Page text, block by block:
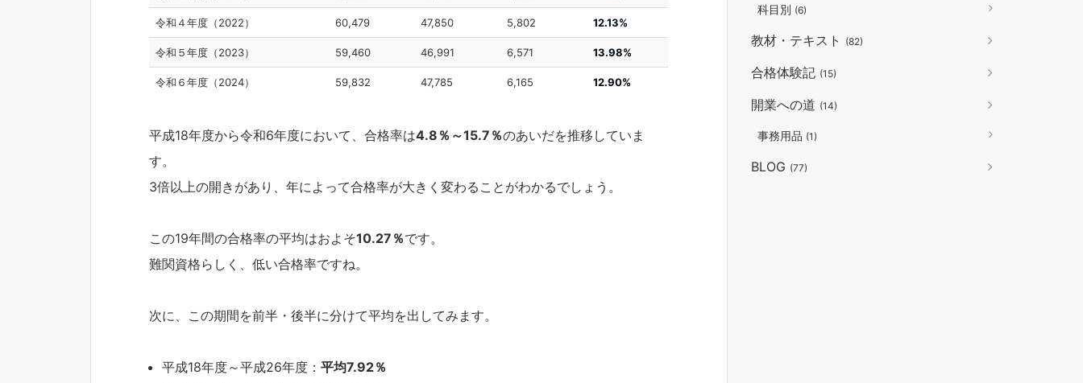
令和４年度（2022） 60,479 47,850 5,802 12.13%
令和５年度（2023） 59,460 46,991 6,571 13.98%
令和６年度（2024） 59,832 47,785 6,165 12.90%
平成18年度から令和6年度において、合格率は4.8％～15.7％のあいだを推移していま
す。
3倍以上の開きがあり、年によって合格率が大きく変わることがわかるでしょう。
この19年間の合格率の平均はおよそ10.27％です。
難関資格らしく、低い合格率ですね。
次に、この期間を前半・後半に分けて平均を出してみます。
平成18年度～平成26年度： 平均7.92％
科目別 (6)
教材・テキスト (82)
合格体験記 (15)
開業への道 (14)
事務用品 (1)
BLOG (77)